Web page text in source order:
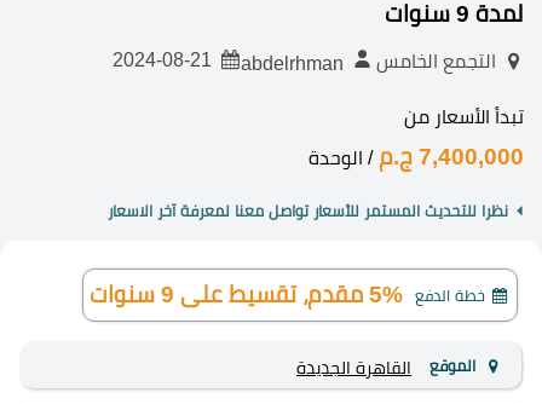
لمدة 9 سنوات
التجمع الخامس
تبدأ الأسعار من
7,400,000 ج.م / الوحدة
نظرا للتحديث المستمر للأسعار تواصل معنا لمعرفة آخر الاسعار
خطة الدفع 5% مقدم، تقسيط على 9 سنوات
الموقع القاهرة الجديدة